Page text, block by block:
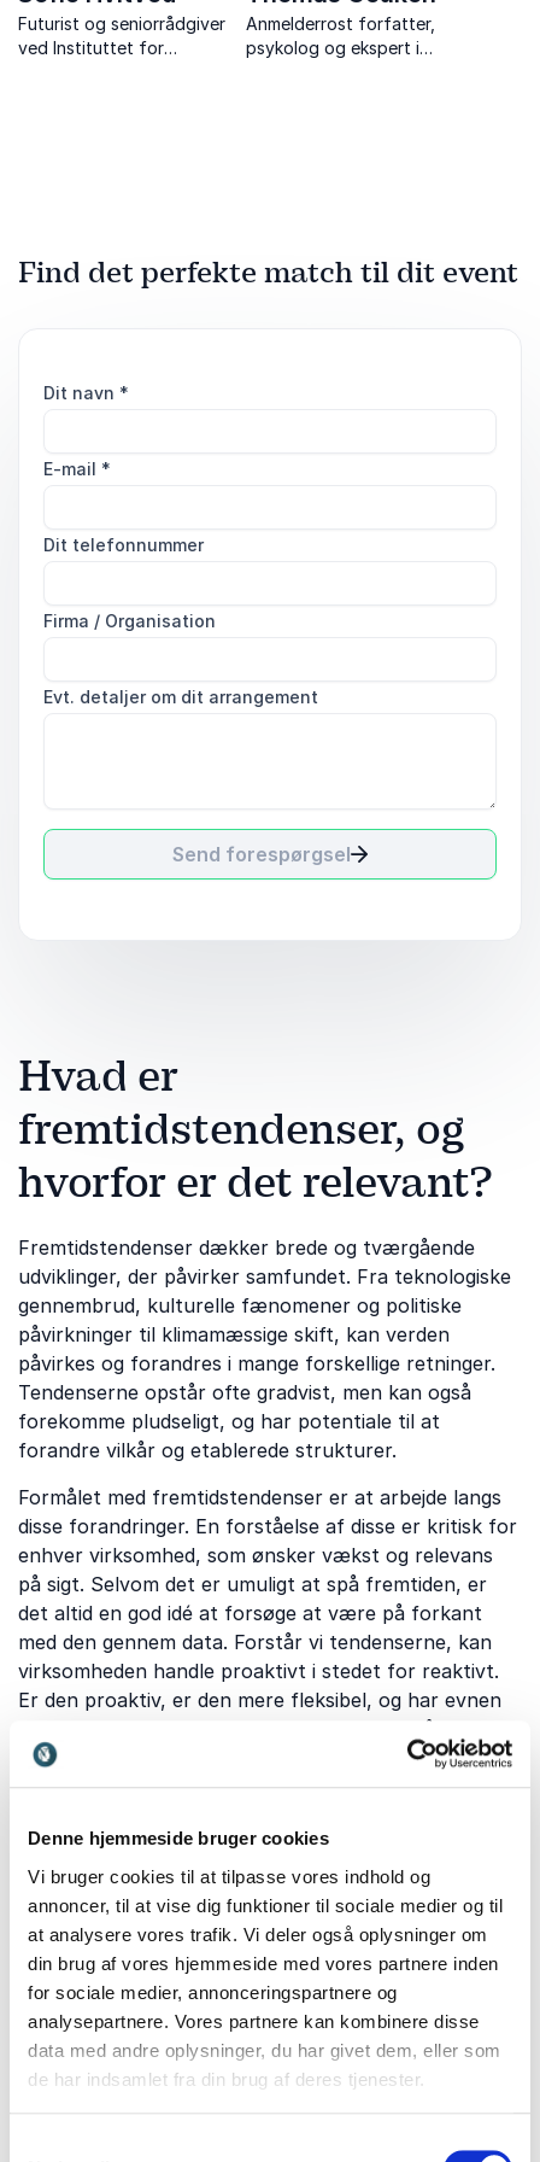
Denne hjemmeside bruger cookies
Vi bruger cookies til at tilpasse vores indhold og
annoncer, til at vise dig funktioner til sociale medier og til
at analysere vores trafik. Vi deler også oplysninger om
din brug af vores hjemmeside med vores partnere inden
for sociale medier, annonceringspartnere og
analysepartnere. Vores partnere kan kombinere disse
data med andre oplysninger, du har givet dem, eller som
de har indsamlet fra din brug af deres tjenester.
Futurist og seniorrådgiver
ved Instituttet for
Anmelderrost forfatter,
psykolog og ekspert i
Find det perfekte match til dit event
Dit navn *
E-mail *
Dit telefonnummer
Firma / Organisation
Evt. detaljer om dit arrangement
Send forespørgsel
Hvad er
fremtidstendenser, og
hvorfor er det relevant?
Fremtidstendenser dækker brede og tværgående
udviklinger, der påvirker samfundet. Fra teknologiske
gennembrud, kulturelle fænomener og politiske
påvirkninger til klimamæssige skift, kan verden
påvirkes og forandres i mange forskellige retninger.
Tendenserne opstår ofte gradvist, men kan også
forekomme pludseligt, og har potentiale til at
forandre vilkår og etablerede strukturer.
Formålet med fremtidstendenser er at arbejde langs
disse forandringer. En forståelse af disse er kritisk for
enhver virksomhed, som ønsker vækst og relevans
på sigt. Selvom det er umuligt at spå fremtiden, er
det altid en god idé at forsøge at være på forkant
med den gennem data. Forstår vi tendenserne, kan
virksomheden handle proaktivt i stedet for reaktivt.
Er den proaktiv, er den mere fleksibel, og har evnen
til strategisk at skifte retning efter behov. Få hjælp af
vores mange foredragsholdere til at finde det helt
rigtige sted at bygge et grundlag for vækst gennem
Hvilke emner dækker vores
foredrag om
fremtidstendenser?
Der er nok steder at sætte ind, hvis man gerne vil
fremtidssikre organisationen, men hvor starter man?